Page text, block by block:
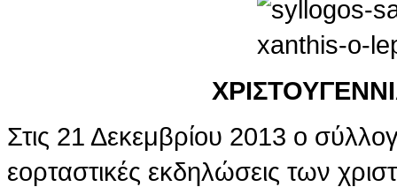
Στις 21 Δεκεμβρίου 2013 ο
εορταστικές εκδηλώσεις των